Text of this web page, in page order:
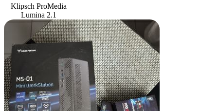
Klipsch ProMedia
Lumina 2.1